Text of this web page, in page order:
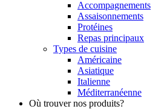
Accompagnements
Assaisonnements
Protéines
Repas principaux
Types de cuisine
Américaine
Asiatique
Italienne
Méditerranéenne
Où trouver nos produits?